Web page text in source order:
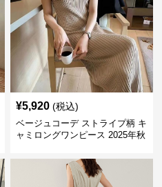
¥5,920 (税込)
ベージュコーデ ストライプ柄 キ
ャミロングワンピース 2025年秋